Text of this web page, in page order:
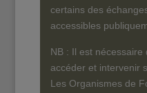
certains des
accessibles
NB : Il est nécessaire
accéder et intervenir
Les Organismes de